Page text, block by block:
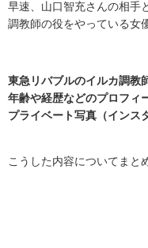
早速、山口智充さんの相手
調教師の役をやっている女
東急リバブルのイルカ調教
年齢や経歴などのプロフィ
プライベート写真（インス
こうした内容についてまと